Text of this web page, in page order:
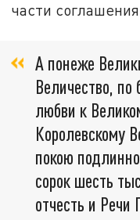
части
А понеже
Величество, по
любви к
Королевскому
покою
сорок шесть
отчесть и Речи